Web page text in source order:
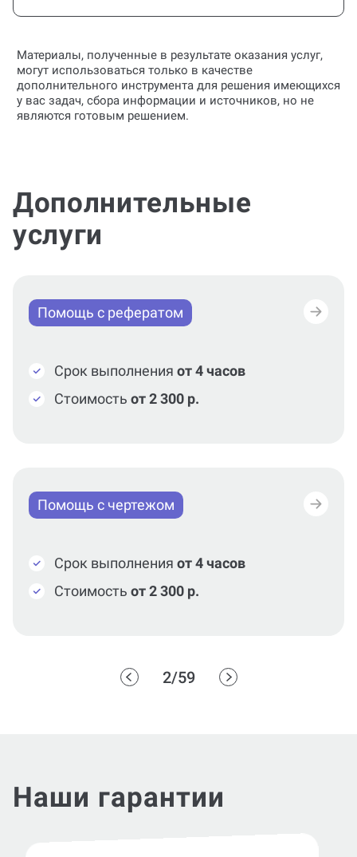
Материалы, полученные в результате оказания услуг,
могут использоваться только в качестве
дополнительного инструмента для решения имеющихся
у вас задач, сбора информации и источников, но не
являются готовым решением.
Дополнительные
услуги
Помощь с рефератом
Срок выполнения от 4 часов
Стоимость от 2 300 р.
Помощь с чертежом
Срок выполнения от 4 часов
Стоимость от 2 300 р.
2/59
Наши гарантии